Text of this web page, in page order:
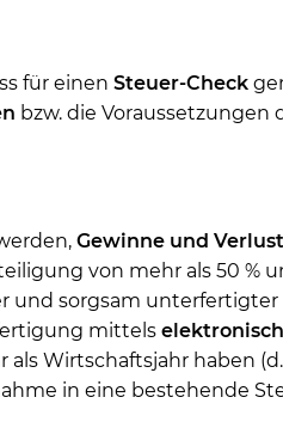
für einen Steuer-Check
bzw. die Voraussetzungen
Gewinne und
von mehr als 50 %
und sorgsam unterfertigter
mittels
Wirtschaftsjahr haben
in eine bestehende